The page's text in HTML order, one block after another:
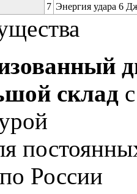
7 Энергия удара 6
склад
по России